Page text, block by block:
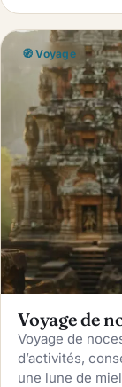
🧭 Voyage
Voyage de
Voyage de
d’activités,
une lune de